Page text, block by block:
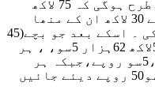
نوٹ:رقم کی صورت میں تقسیم اس طرح ہوگی کہ 75 لاکھ
مکان کی قیمت میں سےسب سے پہلے 30 لاکھ ان کے منھا
کئے جائیں جنہوں نے تعمیرات کی ۔ اسکے بعد جو بچے(45
لاکھ) میں سےمرحوم کی زوجہ کو 5لاکھ 62ہزار 5سو، ، ہر
بیٹے کو الگ الگ 13 لاکھ12ہزار،5سو روپے،جبکہ ہر
بیٹی کو الگ الگ6لاکھ56 ہزار2سو50 روپے دیئے جائیں